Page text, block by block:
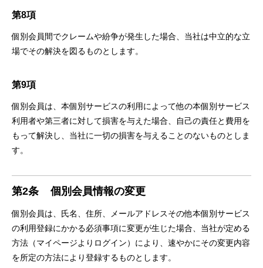
第8項
個別会員間でクレームや紛争が発⽣した場合、当社は中⽴的な⽴
場でその解決を図るものとします。
第9項
個別会員は、本個別サービスの利⽤によって他の本個別サービス
利⽤者や第三者に対して損害を与えた場合、⾃⼰の責任と費⽤を
もって解決し、当社に⼀切の損害を与えることのないものとしま
す。
第2条 個別会員情報の変更
個別会員は、⽒名、住所、メールアドレスその他本個別サービス
の利⽤登録にかかる必須事項に変更が⽣じた場合、当社が定める
⽅法（マイページよりログイン）により、速やかにその変更内容
を所定の⽅法により登録するものとします。